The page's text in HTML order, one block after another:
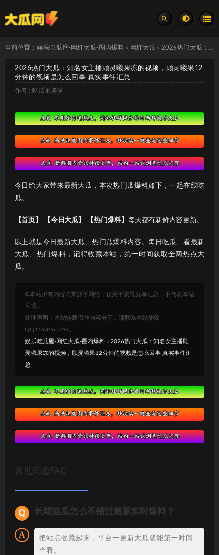
当前位置： 娱乐吃瓜屋-网红大瓜-圈内爆料 > 网红大瓜 > 2026热门大瓜：知名女主播顾灵曦果冻的视频，顾灵曦果12分钟的视频是怎么回事 真实事件汇总
2026热门大瓜：知名女主播顾灵曦果冻的视频，顾灵曦果12
分钟的视频是怎么回事 真实事件汇总
作者 : 吃瓜闲谈官
今日给大家带来最新大瓜，本次热门瓜爆料如下，一起在线吃
瓜。
【首页】 【今日大瓜】 【热门爆料】 每天都有新鲜内容更新。
以上就是今日最新大瓜、热门瓜爆料内容。每日吃瓜、看最新
大瓜、热门爆料，记得收藏本站，第一时间获取全网热点大
瓜。
©本站所有内容均来源于网络，仅用于资讯分享汇总，不代表本站
立场。
处理声明：本站转载仅作内容分享，请联系本站删除
QQ1693663749。
娱乐吃瓜屋-网红大瓜-圈内爆料 » 2026热门大瓜：知名女主播顾
灵曦果冻的视频，顾灵曦果12分钟的视频是怎么回事 真实事件汇
总
常见问题FAQ
长期追瓜怎么不错过最新实时爆料？
把站点收藏起来，平台一更新大瓜就能第一时间
查看。